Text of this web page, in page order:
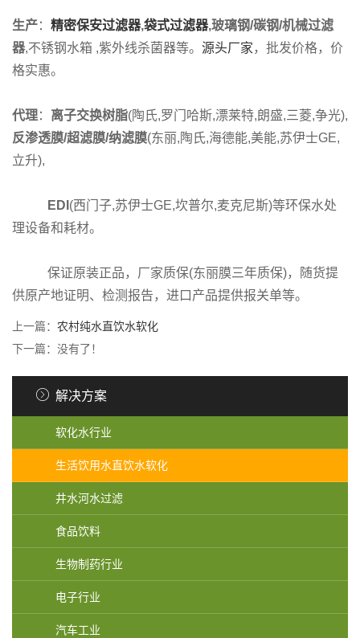
生产： 精密保安过滤器,袋式过滤器,玻璃钢/碳钢/机械过滤
器,不锈钢水箱 ,紫外线杀菌器等。 源头厂家 ，批发价格，价
格实惠。
代理： 离子交换树脂(陶氏,罗门哈斯,漂莱特,朗盛,三菱,争光),
反渗透膜/超滤膜/纳滤膜(东丽,陶氏,海德能,美能,苏伊士GE,
立升),
EDI (西门子,苏伊士GE,坎普尔,麦克尼斯)等环保水处
理设备和耗材。
保证原装正品，厂家质保(东丽膜三年质保)，随货提
供原产地证明、检测报告，进口产品提供报关单等。
上一篇： 农村纯水直饮水软化
下一篇：没有了！
解决方案
软化水行业
生活饮用水直饮水软化
井水河水过滤
食品饮料
生物制药行业
电子行业
汽车工业